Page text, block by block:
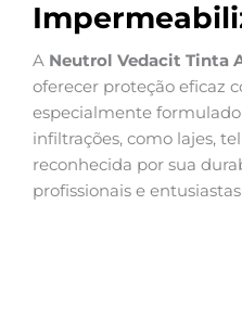
A Neutrol Vedacit Tinta
oferecer proteção eficaz
especialmente
infiltrações, como lajes,
reconhecida por sua
profissionais e